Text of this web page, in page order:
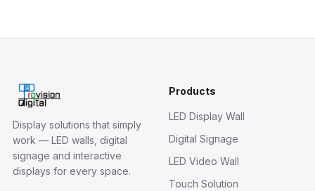
Display solutions that simply
work — LED walls, digital
signage and interactive
displays for every space.
Products
LED Display Wall
Digital Signage
LED Video Wall
Touch Solution